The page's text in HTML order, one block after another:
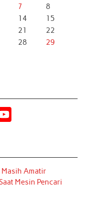
7
8
14
15
21
22
28
29
T
u
Masih Amatir
Mesin Pencari